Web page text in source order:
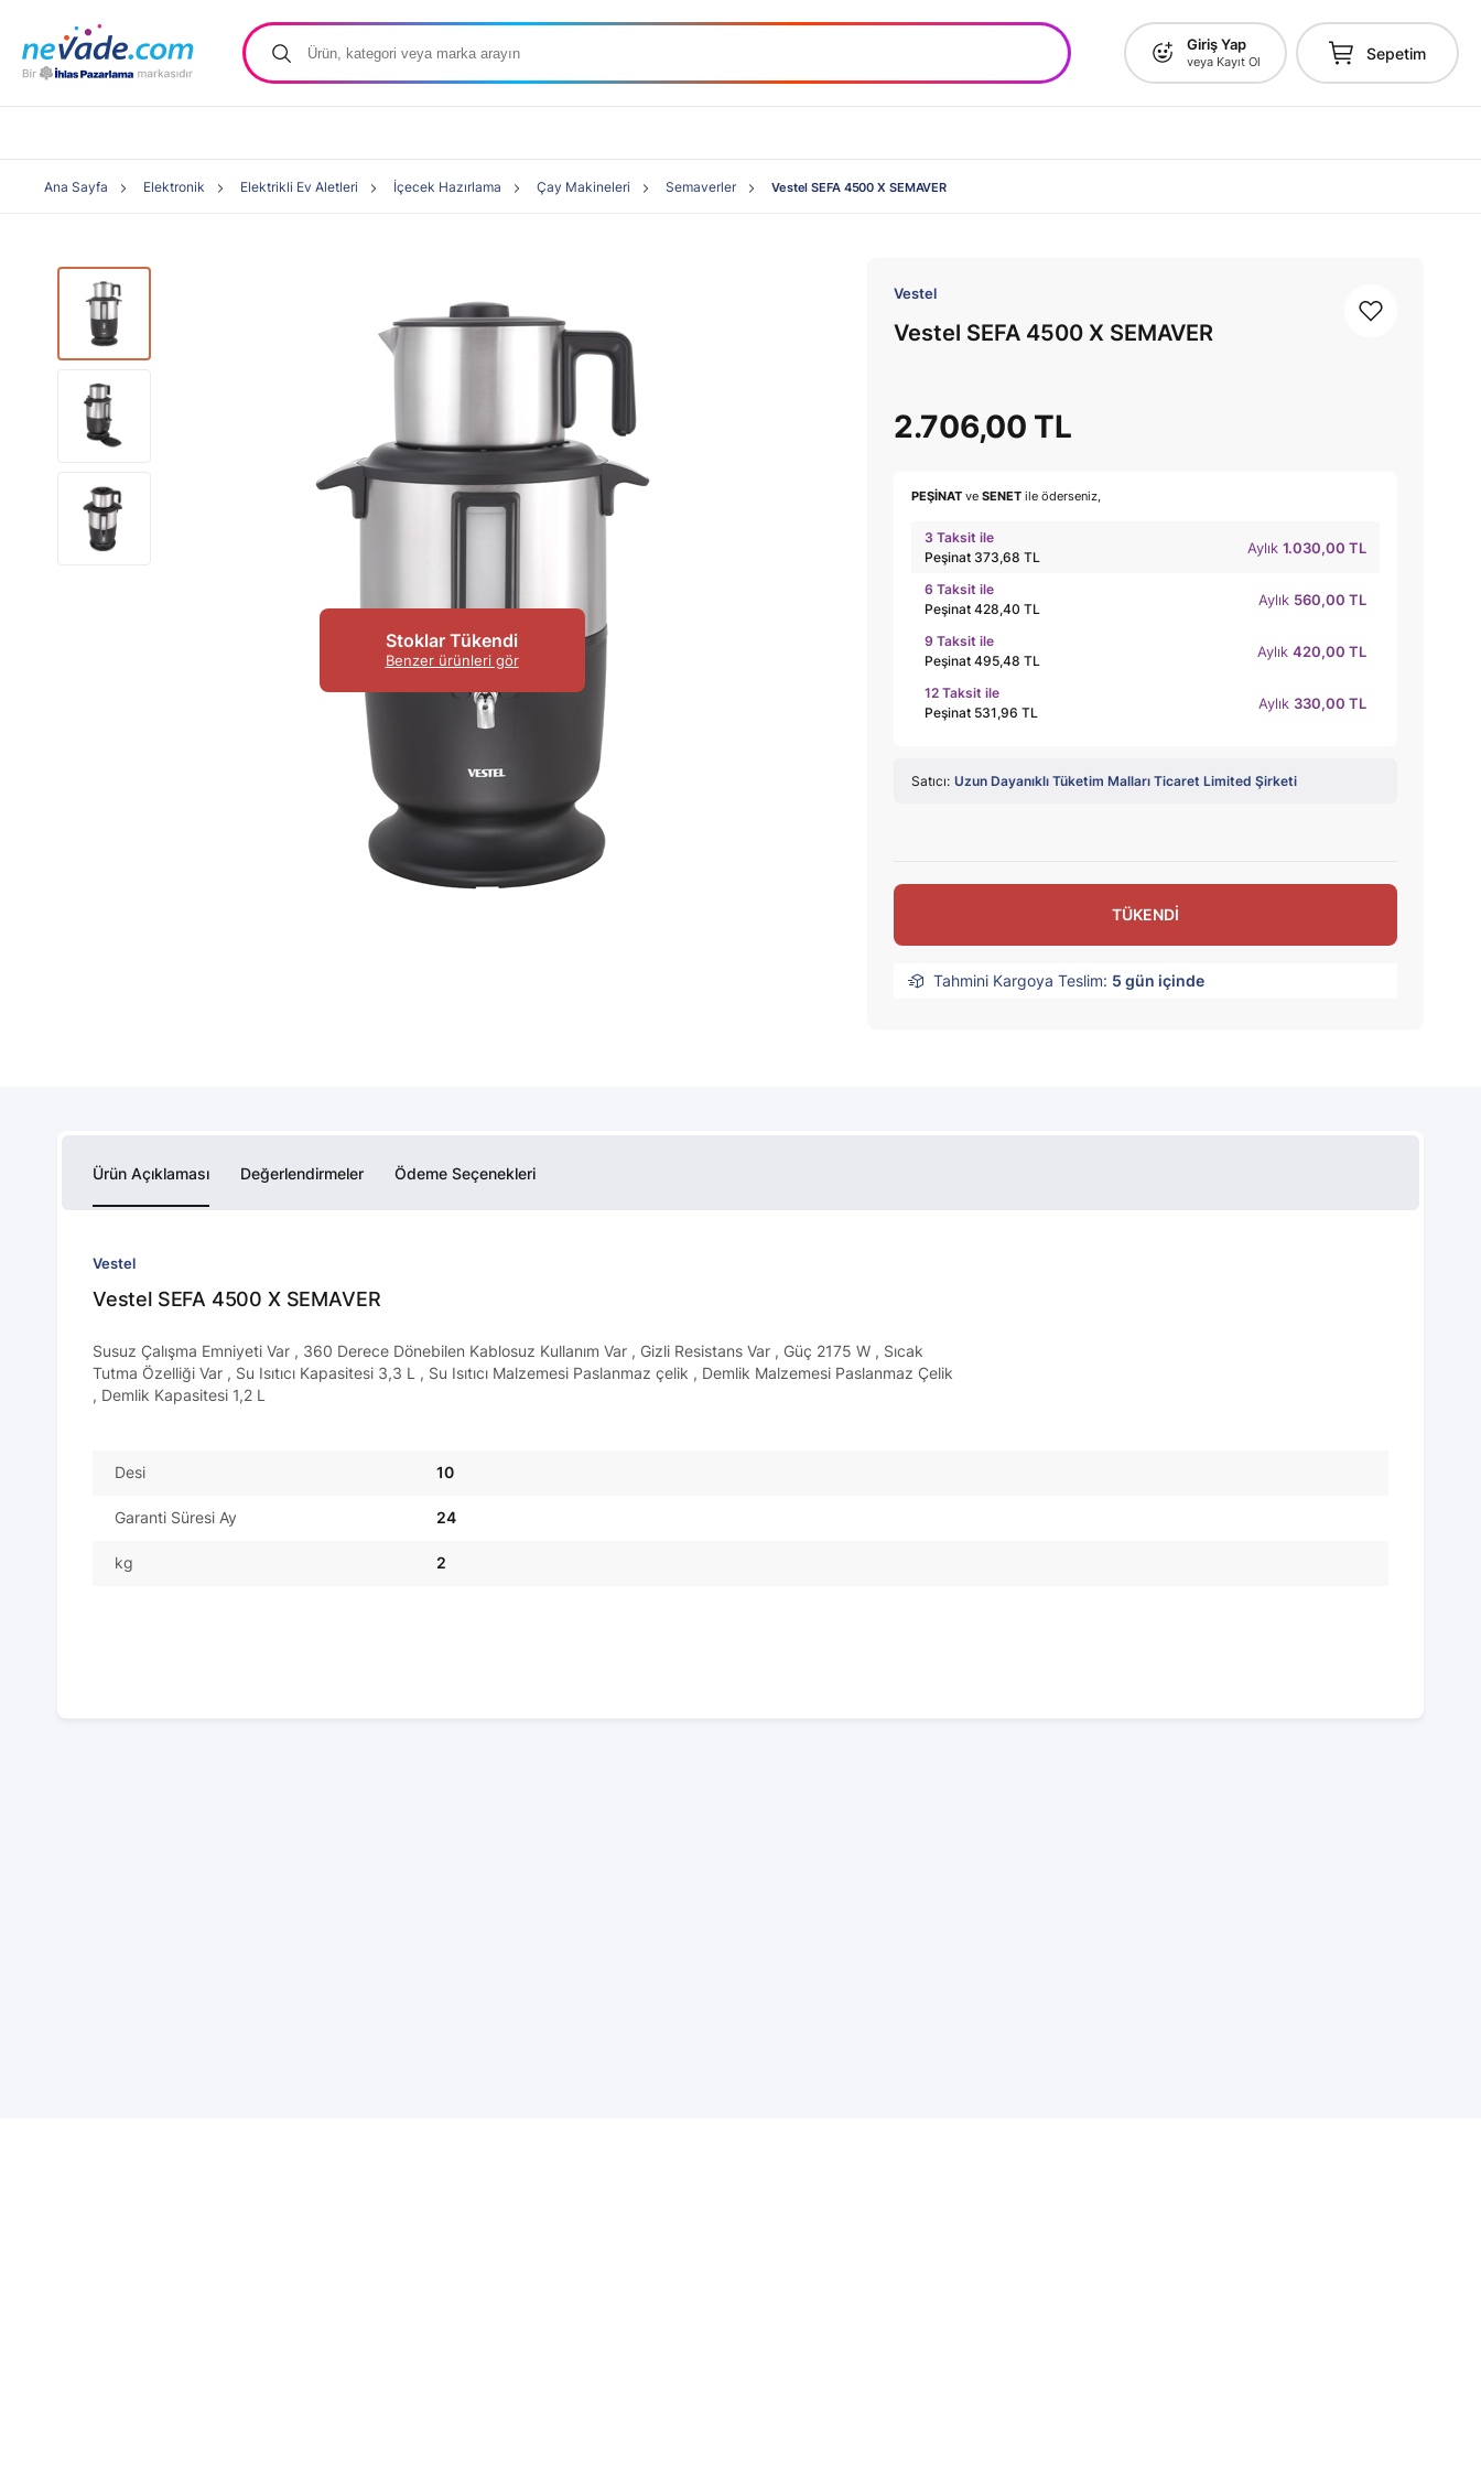
Giriş Yap
veya Kayıt Ol Sepetim
Ana Sayfa Elektronik Elektrikli Ev Aletleri İçecek Hazırlama Çay Makineleri Semaverler Vestel SEFA 4500 X SEMAVER
Stoklar Tükendi
Benzer ürünleri gör
Vestel
Vestel SEFA 4500 X SEMAVER
2.706,00 TL
PEŞİNAT ve SENET ile öderseniz,
3 Taksit ile
Peşinat 373,68 TL
Aylık 1.030,00 TL
6 Taksit ile
Peşinat 428,40 TL
Aylık 560,00 TL
9 Taksit ile
Peşinat 495,48 TL
Aylık 420,00 TL
12 Taksit ile
Peşinat 531,96 TL
Aylık 330,00 TL
Satıcı: Uzun Dayanıklı Tüketim Malları Ticaret Limited Şirketi
TÜKENDİ
Tahmini Kargoya Teslim: 5 gün içinde
Ürün Açıklaması Değerlendirmeler Ödeme Seçenekleri
Vestel
Vestel SEFA 4500 X SEMAVER
Susuz Çalışma Emniyeti Var , 360 Derece Dönebilen Kablosuz Kullanım Var , Gizli Resistans Var , Güç 2175 W , Sıcak
Tutma Özelliği Var , Su Isıtıcı Kapasitesi 3,3 L , Su Isıtıcı Malzemesi Paslanmaz çelik , Demlik Malzemesi Paslanmaz Çelik
, Demlik Kapasitesi 1,2 L
Desi 10
Garanti Süresi Ay 24
kg 2